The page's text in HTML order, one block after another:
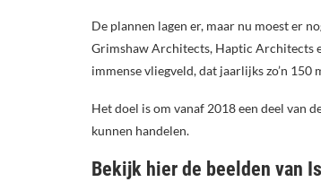
De plannen lagen er, maar nu moest er
Grimshaw Architects, Haptic Architects
immense vliegveld, dat jaarlijks zo’n
Het doel is om vanaf 2018 een deel van
kunnen handelen.
Bekijk hier de beelden van